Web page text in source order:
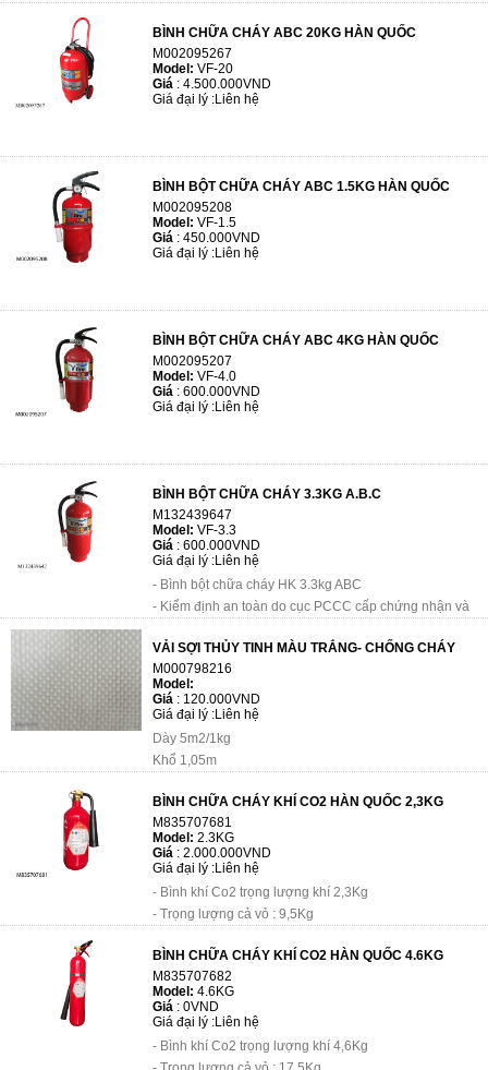
- Sản phẩm có chức năng phát hiện và báo cháy...
BÌNH CHỮA CHÁY ABC 20KG HÀN QUỐC
M002095267
Model: VF-20
Giá : 4.500.000VND
Giá đại lý :Liên hệ
BÌNH BỘT CHỮA CHÁY ABC 1.5KG HÀN QUỐC
M002095208
Model: VF-1.5
Giá : 450.000VND
Giá đại lý :Liên hệ
BÌNH BỘT CHỮA CHÁY ABC 4KG HÀN QUỐC
M002095207
Model: VF-4.0
Giá : 600.000VND
Giá đại lý :Liên hệ
BÌNH BỘT CHỮA CHÁY 3.3KG A.B.C
M132439647
Model: VF-3.3
Giá : 600.000VND
Giá đại lý :Liên hệ
- Bình bột chữa cháy HK 3.3kg ABC
- Kiểm định an toàn do cục PCCC cấp chứng nhận và
- Sử dụng 10 năm không sụt áp
- Bảo hành ...
VẢI SỢI THỦY TINH MÀU TRẮNG- CHỐNG CHÁY
M000798216
Model:
Giá : 120.000VND
Giá đại lý :Liên hệ
Dày 5m2/1kg
Khổ 1,05m
BÌNH CHỮA CHÁY KHÍ CO2 HÀN QUỐC 2,3KG
M835707681
Model: 2.3KG
Giá : 2.000.000VND
Giá đại lý :Liên hệ
- Bình khí Co2 trọng lượng khí 2,3Kg
- Trọng lượng cả vỏ : 9,5Kg
BÌNH CHỮA CHÁY KHÍ CO2 HÀN QUỐC 4.6KG
M835707682
Model: 4.6KG
Giá : 0VND
Giá đại lý :Liên hệ
- Bình khí Co2 trọng lượng khí 4,6Kg